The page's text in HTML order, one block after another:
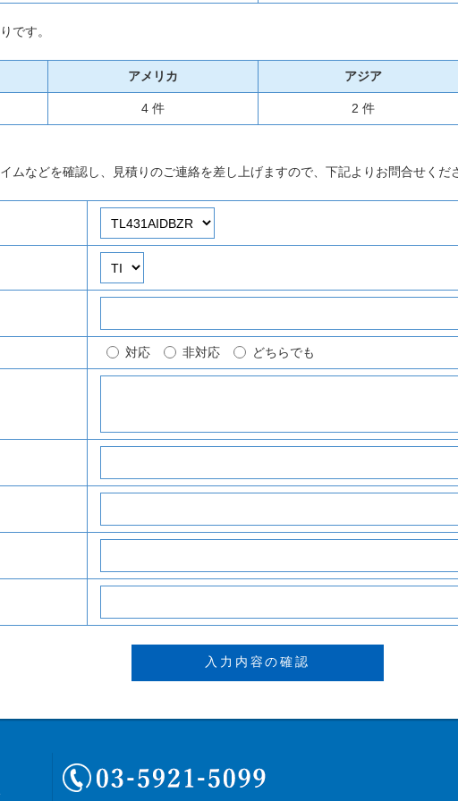
です。
アメリカ アジア
4 件 2 件
ムなどを確認し、見積りのご連絡を差し上げますので、下記よりお問合せくだ
対応 非対応 どちらでも